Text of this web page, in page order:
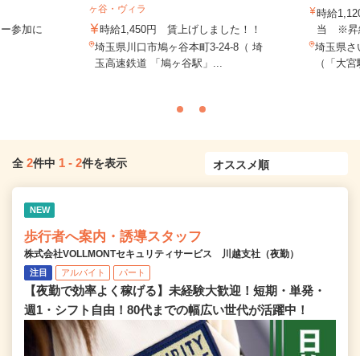
参加に
ヶ谷・ヴィラ
時給1,450円 賃上げしました！！
埼玉県川口市鳩ヶ谷本町3-24-8（ 埼
玉高速鉄道 「鳩ヶ谷駅」...
時給
当 ※昇
埼玉県さ
（「大
全 2件中 1 - 2件を表示
NEW
歩行者へ案内・誘導スタッフ
株式会社VOLLMONTセキュリティサービス 川越支社（夜勤）
注目 アルバイト パート
【夜勤で効率よく稼げる】未経験大歓迎！短期・単発・
週1・シフト自由！80代までの幅広い世代が活躍中！